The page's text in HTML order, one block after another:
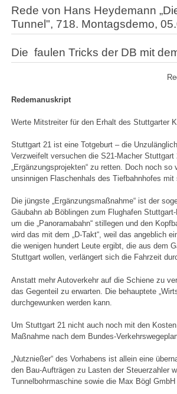
Rede von Hans Heydemann
Tunnel", 718. Montagsdemo,
Die faulen Tricks der DB mit
Redemanuskript
Werte Mitstreiter für den Erhalt des Stuttgarter
Stuttgart 21 ist eine Totgeburt – die
Verzweifelt versuchen die S21-Macher Stuttgart
„Ergänzungsprojekten“ zu retten. Doch noch
unsinnigen Flaschenhals des Tiefbahnhofes
Die jüngste „Ergänzungsmaßnahme“ ist der
Gäubahn ab Böblingen zum Flughafen
um die „Panoramabahn“ stillegen und den
wird das mit dem „D-Takt“, weil das angeblich
die wenigen hundert Leute ergibt, die aus dem
Stuttgart wollen, verlängert sich die Fahrzeit
Anstatt mehr Autoverkehr auf die Schiene zu
das Gegenteil zu erwarten. Die behauptete
durchgewunken werden kann.
Um Stuttgart 21 nicht auch noch mit den
Maßnahme nach dem Bundes-
„Nutznießer“ des Vorhabens ist allein eine
den Bau-Aufträgen zu Lasten der Steuerzahler
Tunnelbohrmaschine sowie die Max Bögl